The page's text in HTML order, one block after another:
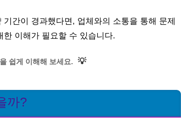
간이 경과했다면, 업체와의 소통을 통해 문제
이해가 필요할 수 있습니다.
쉽게 이해해 보세요. 💡
까?